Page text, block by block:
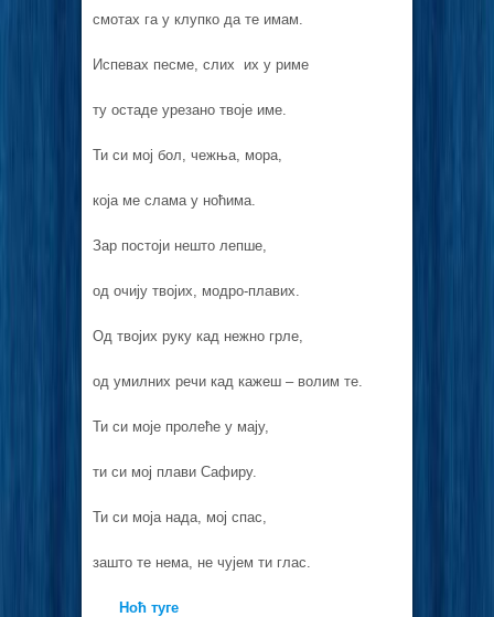
смотах га у клупко да те имам.
Испевах песме, слих их у риме
ту остаде урезано твоје име.
Ти си мој бол, чежња, мора,
која ме слама у ноћима.
Зар постоји нешто лепше,
од очију твојих, модро-плавих.
Од твојих руку кад нежно грле,
од умилних речи кад кажеш – волим те.
Ти си моје пролеће у мају,
ти си мој плави Сафиру.
Ти си моја нада, мој спас,
зашто те нема, не чујем ти глас.
Ноћ туге